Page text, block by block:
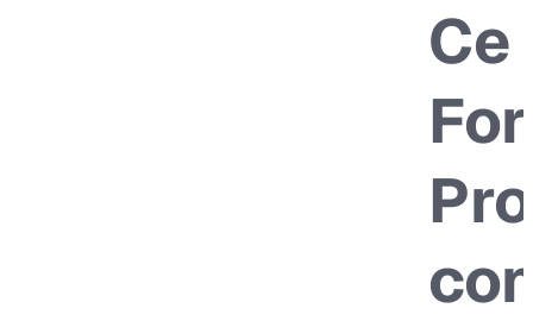
Ce